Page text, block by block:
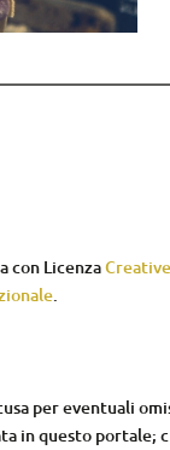
con Licenza
.
per eventuali
in questo portale;